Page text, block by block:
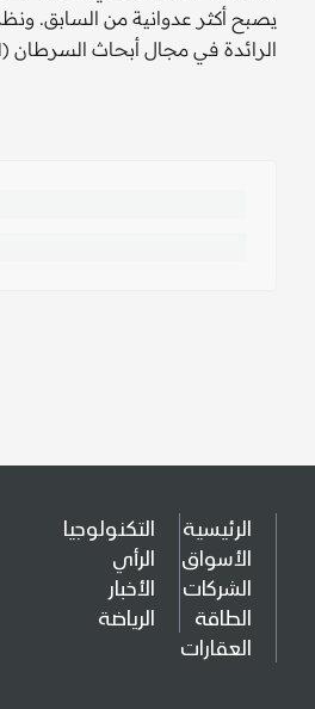
يصبح أكثر عدوانية من السابق.
الرائدة في مجال أبحاث السرطان (CANCER RESEARCH) التي تصدر عن الرابطة الأمريكية لبحوث السرطان (AACR).
الرئيسية
الأسواق
الشركات
الطاقة
العقارات
التكنولوجيا
الرأي
الأخبار
الرياضة